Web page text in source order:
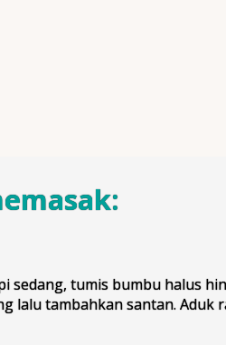
sedang, tumis bumbu halus
lalu tambahkan santan. Aduk